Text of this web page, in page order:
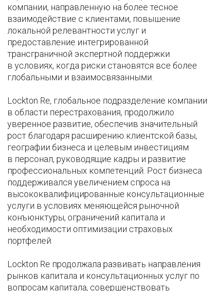
компании, направленную на более тесное
взаимодействие с клиентами, повышение
локальной релевантности услуг и
предоставление интегрированной
трансграничной экспертной поддержки
в условиях, когда риски становятся все более
глобальными и взаимосвязанными.
Lockton Re, глобальное подразделение компании
в области перестрахования, продолжило
уверенное развитие, обеспечив значительный
рост благодаря расширению клиентской базы,
географии бизнеса и целевым инвестициям
в персонал, руководящие кадры и развитие
профессиональных компетенций. Рост бизнеса
поддерживался увеличением спроса на
высококвалифицированные консультационные
услуги в условиях меняющейся рыночной
конъюнктуры, ограничений капитала и
необходимости оптимизации страховых
портфелей.
Lockton Re продолжала развивать направления
рынков капитала и консультационных услуг по
вопросам капитала, совершенствовать